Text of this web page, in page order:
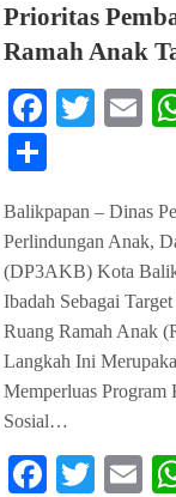
Prioritas
Ramah Anak
Balikpapan – Dinas
Perlindungan Anak,
(DP3AKB) Kota
Ibadah Sebagai
Ruang Ramah Anak
Langkah Ini
Memperluas
Sosial…